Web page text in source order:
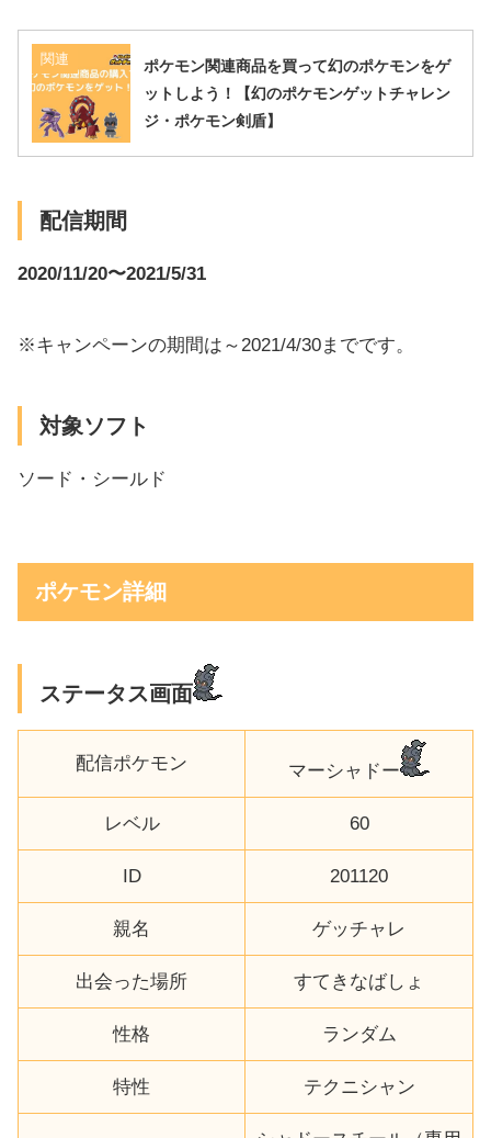
関連
ポケモン関連商品を買って幻のポケモンをゲ
ットしよう！【幻のポケモンゲットチャレン
ジ・ポケモン剣盾】
配信期間
2020/11/20〜2021/5/31
※キャンペーンの期間は～2021/4/30までです。
対象ソフト
ソード・シールド
ポケモン詳細
ステータス画面
配信ポケモン マーシャドー
レベル 60
ID 201120
親名 ゲッチャレ
出会った場所 すてきなばしょ
性格 ランダム
特性 テクニシャン